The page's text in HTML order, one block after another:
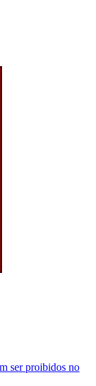
ser proibidos no